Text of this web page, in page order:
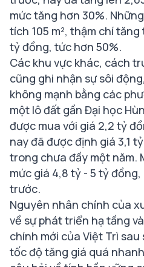
mức tăng hơn 30%.
tích 105 m², thậm chí
tỷ đồng, tức hơn 50%.
Các khu vực khác, cách
cũng ghi nhận sự sôi
không mạnh bằng các
một lô đất gần Đại học
được mua với giá 2,2 tỷ
nay đã được định giá 3,1
trong chưa đầy một năm.
mức giá 4,8 tỷ - 5 tỷ đồng,
trước.
Nguyên nhân chính của
về sự phát triển hạ tầng
chính mới của Việt Trì sau
tốc độ tăng giá quá